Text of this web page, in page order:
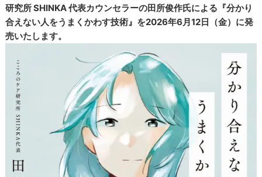
研究所 SHINKA 代表カウンセラーの田所俊作氏による『分かり
合えない人をうまくかわす技術』を2026年6月12日（金）に発
売いたします。